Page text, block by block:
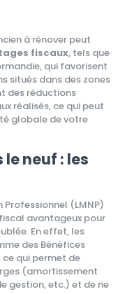
à rénover peut
fiscaux, tels que
qui favorisent
situés dans des zones
des réductions
réalisés, ce qui peut
globale de votre
neuf : les
Professionnel (LMNP)
avantageux pour
En effet, les
des Bénéfices
qui permet de
(amortissement
gestion, etc.) et de ne